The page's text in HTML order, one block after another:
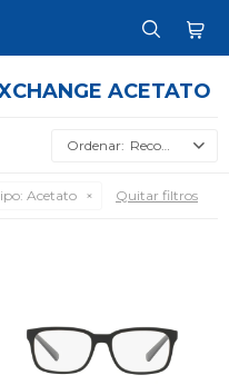
ACETATO
Recomendados
Acetato Quitar filtros